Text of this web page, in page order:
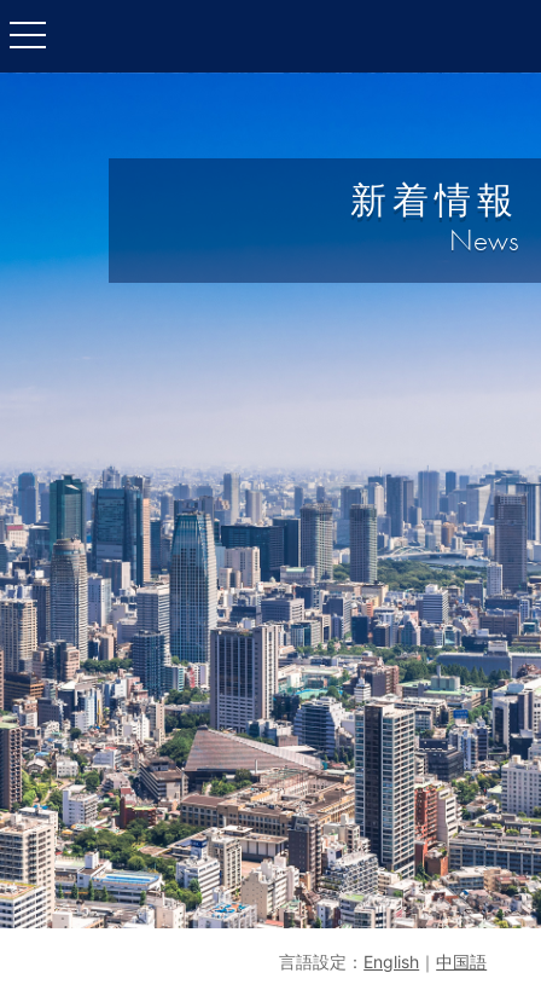
toggle
新着情報
News
言語設定： English ｜中国語